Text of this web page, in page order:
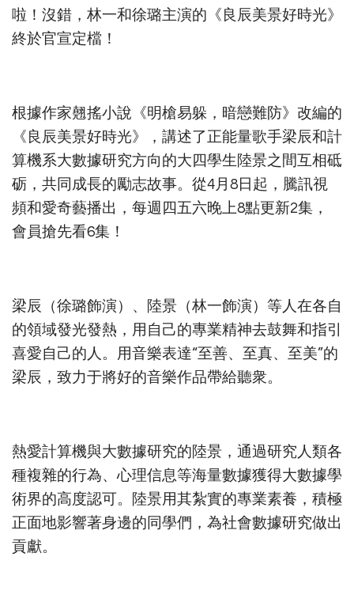
啦！沒錯，林一和徐璐主演的《良辰美景好時光》
終於官宣定檔！
根據作家翹搖小說《明槍易躲，暗戀難防》改編的
《良辰美景好時光》，講述了正能量歌手梁辰和計
算機系大數據研究方向的大四學生陸景之間互相砥
砺，共同成長的勵志故事。從4月8日起，騰訊視
頻和愛奇藝播出，每週四五六晚上8點更新2集，
會員搶先看6集！
梁辰（徐璐飾演）、陸景（林一飾演）等人在各自
的領域發光發熱，用自己的專業精神去鼓舞和指引
喜愛自己的人。用音樂表達“至善、至真、至美”的
梁辰，致力于將好的音樂作品帶給聽衆。
熱愛計算機與大數據研究的陸景，通過研究人類各
種複雜的行為、心理信息等海量數據獲得大數據學
術界的高度認可。陸景用其紮實的專業素養，積極
正面地影響著身邊的同學們，為社會數據研究做出
貢獻。